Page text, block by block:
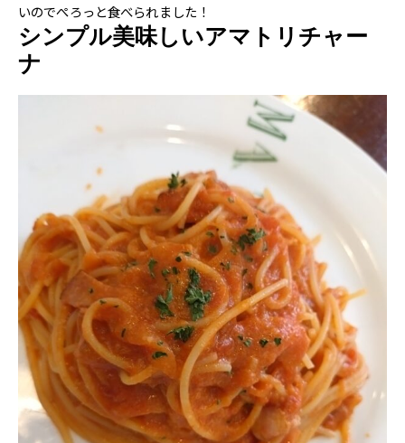
いのでぺろっと食べられました！
シンプル美味しいアマトリチャー
ナ